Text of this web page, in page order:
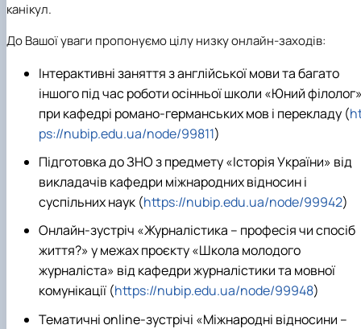
канікул.
До Вашої уваги пропонуємо цілу низку онлайн-заходів:
Інтерактивні заняття з англійської мови та багато
іншого під час роботи осінньої школи «Юний
при кафедрі романо-германських мов і перекладу (
ps://nubip.edu.ua/node/99811)
Підготовка до ЗНО з предмету «Історія України» від
викладачів кафедри міжнародних відносин і
суспільних наук (https://nubip.edu.ua/node/99942)
Онлайн-зустріч «Журналістика – професія чи спосіб
життя?» у межах проєкту «Школа молодого
журналіста» від кафедри журналістики та мовної
комунікації (https://nubip.edu.ua/node/99948)
Тематичні online-зустрічі «Міжнародні відносини –